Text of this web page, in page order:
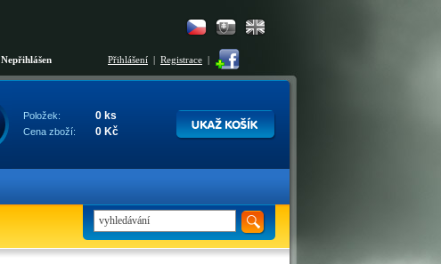
Nepřihlášen Přihlášení | Registrace |
Položek: 0 ks
Cena zboží: 0 Kč